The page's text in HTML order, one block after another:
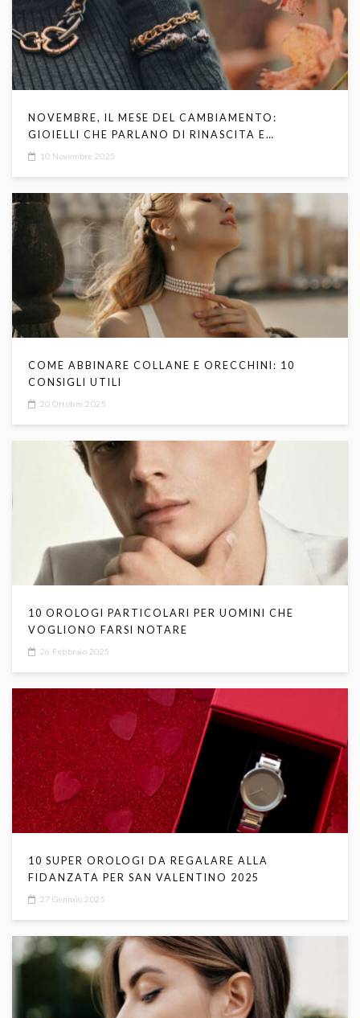
NOVEMBRE, IL MESE DEL CAMBIAMENTO:
GIOIELLI CHE PARLANO DI RINASCITA E
TRASFORMAZIONE
10 Novembre 2025
COME ABBINARE COLLANE E ORECCHINI: 10
CONSIGLI UTILI
20 Ottobre 2025
10 OROLOGI PARTICOLARI PER UOMINI CHE
VOGLIONO FARSI NOTARE
26 Febbraio 2025
10 SUPER OROLOGI DA REGALARE ALLA
FIDANZATA PER SAN VALENTINO 2025
27 Gennaio 2025